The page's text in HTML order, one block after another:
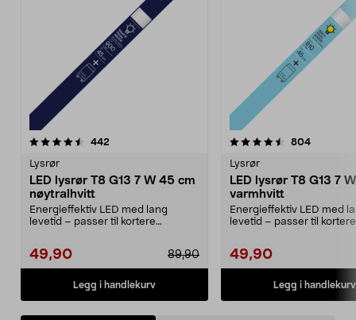
442
Lysrør
LED lysrør T8 G13 7 W 45 cm
nøytralhvitt
Energieffektiv LED med lang
levetid – passer til kortere
89,90
49,90
Legg i handlekurv
4.5av 5 stjerner 804
Lysrør
LED lysrør T8 G13 7
varmhvitt
Energieffektiv LED med
levetid – passer til kortere
49,90
Legg i handlekurv
4.5av 5 stjerner